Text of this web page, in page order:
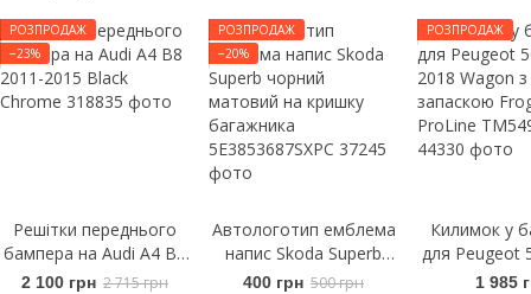
РОЗПРОДАЖ
−23%
Решітки переднього
бампера на Audi A4 B8
2011-2015 Black
2 100 грн 2 715 грн
РОЗПРОДАЖ
−20%
Автологотип емблема
напис Skoda Superb
чорний матовий на
400 грн 500 грн
РОЗПРОДАЖ
Килимок у
для Peugeot
2018
1 985